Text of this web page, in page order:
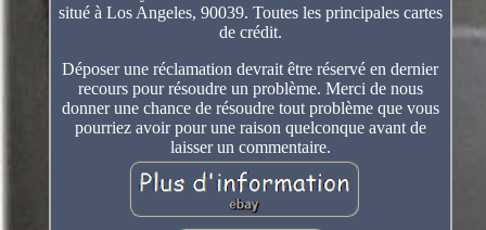
situé à Los Angeles, 90039. Toutes les principales cartes
de crédit.
Déposer une réclamation devrait être réservé en dernier
recours pour résoudre un problème. Merci de nous
donner une chance de résoudre tout problème que vous
pourriez avoir pour une raison quelconque avant de
laisser un commentaire.